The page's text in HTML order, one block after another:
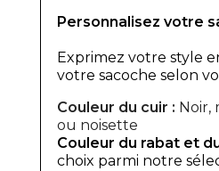
Personnalisez votre
Exprimez votre style
votre sacoche selon
Couleur du cuir : Noir,
ou noisette
Couleur du rabat et
choix parmi notre